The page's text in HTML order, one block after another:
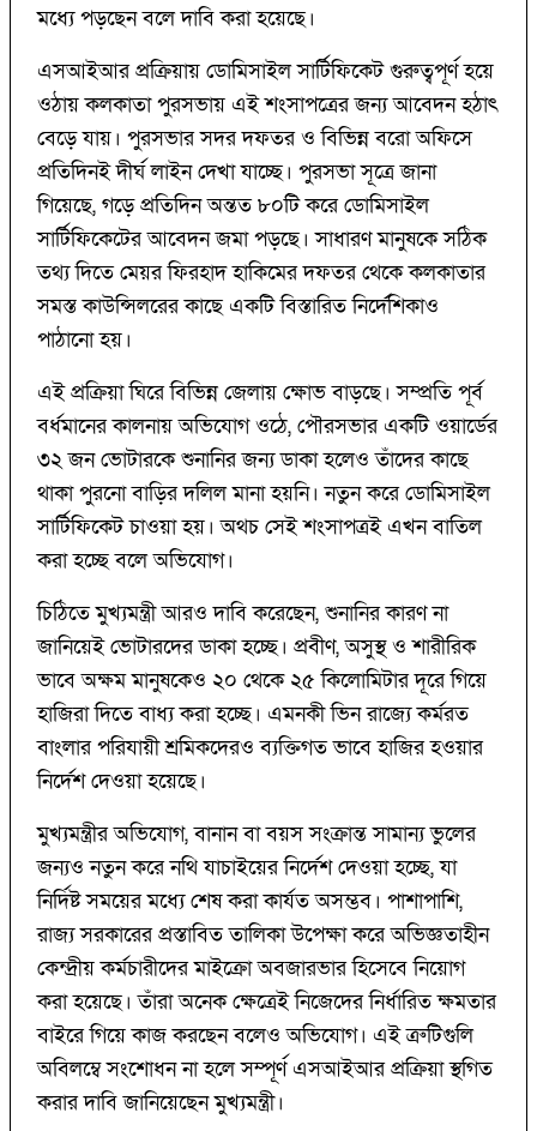
মধ্যে পড়ছেন বলে দাবি করা হয়েছে।
এসআইআর প্রক্রিয়ায় ডোমিসাইল সার্টিফিকেট গুরুত্বপূর্ণ হয়ে
ওঠায় কলকাতা পুরসভায় এই শংসাপত্রের জন্য আবেদন হঠাৎ
বেড়ে যায়। পুরসভার সদর দফতর ও বিভিন্ন বরো অফিসে
প্রতিদিনই দীর্ঘ লাইন দেখা যাচ্ছে। পুরসভা সূত্রে জানা
গিয়েছে, গড়ে প্রতিদিন অন্তত ৮০টি করে ডোমিসাইল
সার্টিফিকেটের আবেদন জমা পড়ছে। সাধারণ মানুষকে সঠিক
তথ্য দিতে মেয়র ফিরহাদ হাকিমের দফতর থেকে কলকাতার
সমস্ত কাউন্সিলরের কাছে একটি বিস্তারিত নির্দেশিকাও
পাঠানো হয়।
এই প্রক্রিয়া ঘিরে বিভিন্ন জেলায় ক্ষোভ বাড়ছে। সম্প্রতি পূর্ব
বর্ধমানের কালনায় অভিযোগ ওঠে, পৌরসভার একটি ওয়ার্ডের
৩২ জন ভোটারকে শুনানির জন্য ডাকা হলেও তাঁদের কাছে
থাকা পুরনো বাড়ির দলিল মানা হয়নি। নতুন করে ডোমিসাইল
সার্টিফিকেট চাওয়া হয়। অথচ সেই শংসাপত্রই এখন বাতিল
করা হচ্ছে বলে অভিযোগ।
চিঠিতে মুখ্যমন্ত্রী আরও দাবি করেছেন, শুনানির কারণ না
জানিয়েই ভোটারদের ডাকা হচ্ছে। প্রবীণ, অসুস্থ ও শারীরিক
ভাবে অক্ষম মানুষকেও ২০ থেকে ২৫ কিলোমিটার দূরে গিয়ে
হাজিরা দিতে বাধ্য করা হচ্ছে। এমনকী ভিন রাজ্যে কর্মরত
বাংলার পরিযায়ী শ্রমিকদেরও ব্যক্তিগত ভাবে হাজির হওয়ার
নির্দেশ দেওয়া হয়েছে।
মুখ্যমন্ত্রীর অভিযোগ, বানান বা বয়স সংক্রান্ত সামান্য ভুলের
জন্যও নতুন করে নথি যাচাইয়ের নির্দেশ দেওয়া হচ্ছে, যা
নির্দিষ্ট সময়ের মধ্যে শেষ করা কার্যত অসম্ভব। পাশাপাশি,
রাজ্য সরকারের প্রস্তাবিত তালিকা উপেক্ষা করে অভিজ্ঞতাহীন
কেন্দ্রীয় কর্মচারীদের মাইক্রো অবজারভার হিসেবে নিয়োগ
করা হয়েছে। তাঁরা অনেক ক্ষেত্রেই নিজেদের নির্ধারিত ক্ষমতার
বাইরে গিয়ে কাজ করছেন বলেও অভিযোগ। এই ত্রুটিগুলি
অবিলম্বে সংশোধন না হলে সম্পূর্ণ এসআইআর প্রক্রিয়া স্থগিত
করার দাবি জানিয়েছেন মুখ্যমন্ত্রী।